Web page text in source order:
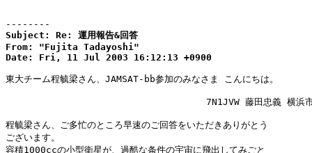
--------
Subject: Re: 運用報告&回答
From: "Fujita Tadayoshi"
Date: Fri, 11 Jul 2003 16:12:13 +0900
東大チーム程毓梁さん、JAMSAT-bb参加のみなさま こんにちは。
7N1JVW 藤田忠義 横浜
程毓梁さん、ご多忙のところ早速のご回答をいただきありがとう
ございます。
容積1000ccの小型衛星が、過酷な条件の宇宙に飛出してみごと